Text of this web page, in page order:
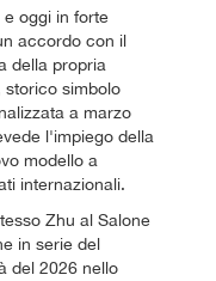
oggi in forte
accordo con il
della propria
storico simbolo
a marzo
l'impiego della
modello a
internazionali.
Zhu al Salone
in serie del
del 2026 nello